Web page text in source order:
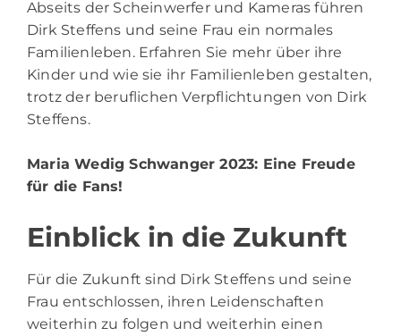
Abseits der Scheinwerfer und Kameras führen
Dirk Steffens und seine Frau ein normales
Familienleben. Erfahren Sie mehr über ihre
Kinder und wie sie ihr Familienleben gestalten,
trotz der beruflichen Verpflichtungen von Dirk
Steffens.
Maria Wedig Schwanger 2023: Eine Freude
für die Fans!
Einblick in die Zukunft
Für die Zukunft sind Dirk Steffens und seine
Frau entschlossen, ihren Leidenschaften
weiterhin zu folgen und weiterhin einen